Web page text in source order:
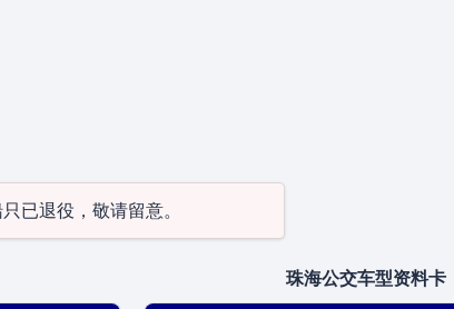
已退役，敬请留意。
珠海公交车型资料卡